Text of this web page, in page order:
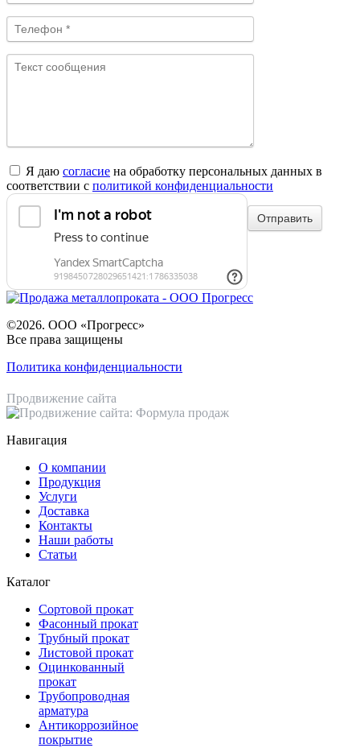
Я даю согласие на обработку персональных данных в
соответствии с политикой конфиденциальности
©2026. ООО «Прогресс»
Все права защищены
Политика конфиденциальности
Продвижение сайта
Навигация
О компании
Продукция
Услуги
Доставка
Контакты
Наши работы
Статьи
Каталог
Сортовой прокат
Фасонный прокат
Трубный прокат
Листовой прокат
Оцинкованный
прокат
Трубопроводная
арматура
Антикоррозийное
покрытие